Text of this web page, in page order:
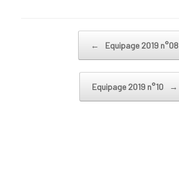
← Equipage 2019 n°08
Equipage 2019 n°10 →